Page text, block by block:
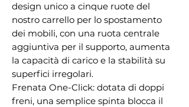
design unico a cinque ruote del
nostro carrello per lo spostamento
dei mobili, con una ruota centrale
aggiuntiva per il supporto, aumenta
la capacità di carico e la stabilità su
superfici irregolari.
Frenata One-Click: dotata di doppi
freni, una semplice spinta blocca il